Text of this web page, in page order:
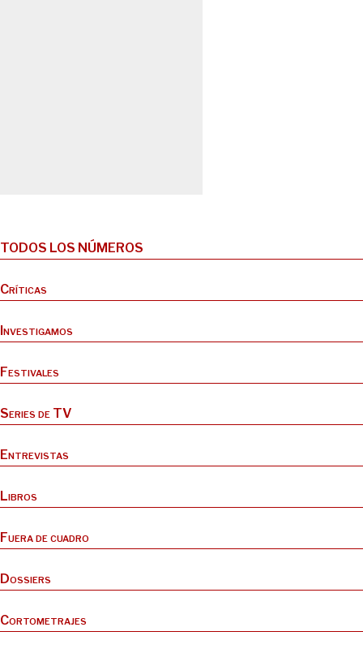
TODOS LOS NÚMEROS
Críticas
Investigamos
Festivales
Series de TV
Entrevistas
Libros
Fuera de cuadro
Dossiers
Cortometrajes